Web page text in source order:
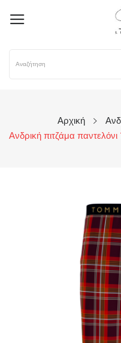
Αρχική
Ανδρική πιτζάμα